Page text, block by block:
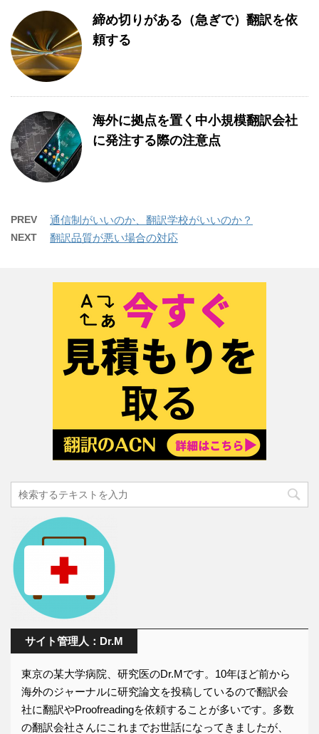
締め切りがある（急ぎで）翻訳を依
頼する
海外に拠点を置く中小規模翻訳会社
に発注する際の注意点
PREV 通信制がいいのか、翻訳学校がいいのか？
NEXT 翻訳品質が悪い場合の対応
サイト管理人：Dr.M
東京の某大学病院、研究医のDr.Mです。10年ほど前から
海外のジャーナルに研究論文を投稿しているので翻訳会
社に翻訳やProofreadingを依頼することが多いです。多数
の翻訳会社さんにこれまでお世話になってきましたが、